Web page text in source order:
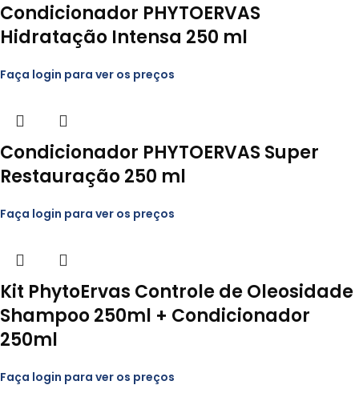
Condicionador PHYTOERVAS
Hidratação Intensa 250 ml
Faça login para ver os preços
Condicionador PHYTOERVAS Super
Restauração 250 ml
Faça login para ver os preços
Kit PhytoErvas Controle de Oleosidade
Shampoo 250ml + Condicionador
250ml
Faça login para ver os preços